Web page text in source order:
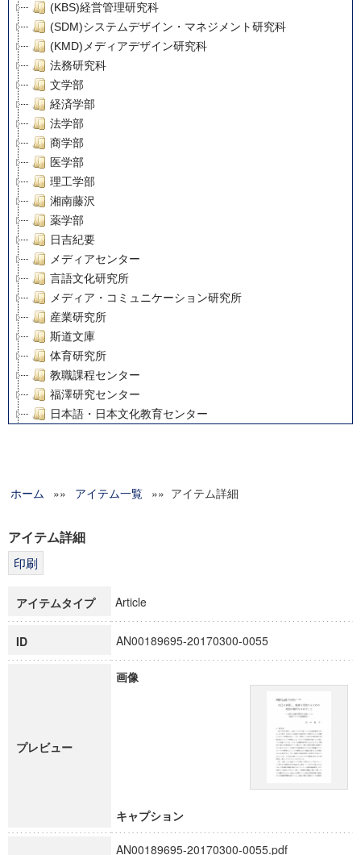
(KBS)経営管理研究科
(SDM)システムデザイン・マネジメント研究科
(KMD)メディアデザイン研究科
法務研究科
文学部
経済学部
法学部
商学部
医学部
理工学部
湘南藤沢
薬学部
日吉紀要
メディアセンター
言語文化研究所
メディア・コミュニケーション研究所
産業研究所
斯道文庫
体育研究所
教職課程センター
福澤研究センター
日本語・日本文化教育センター
グローバルリサーチインスティテュート
科学研究費補助金研究成果報告書
博士課程教育リーディングプログラム「超成熟社会発展のサ
ホーム »» アイテム一覧 »» アイテム詳細
アイテム詳細
アイテムタイプ Article
ID AN00189695-20170300-0055
プレビュー
画像
キャプション
AN00189695-20170300-0055.pdf